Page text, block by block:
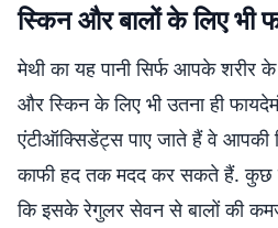
स्किन और बालों के लिए भी
मेथी का यह पानी सिर्फ आपके शरीर
और स्किन के लिए भी उतना ही
एंटीऑक्सिडेंट्स पाए जाते हैं वे आपकी
काफी हद तक मदद कर सकते हैं. कुछ
कि इसके रेगुलर सेवन से बालों की